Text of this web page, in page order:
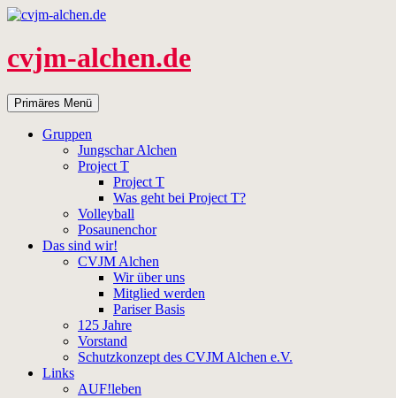
Zum
springen
cvjm-alchen.de
Suchen
Primäres Menü
Gruppen
Jungschar Alchen
Project T
Project T
Was geht bei Project T?
Volleyball
Posaunenchor
Das sind wir!
CVJM Alchen
Wir über uns
Mitglied werden
Pariser Basis
125 Jahre
Vorstand
Schutzkonzept des CVJM Alchen e.V.
Links
AUF!leben